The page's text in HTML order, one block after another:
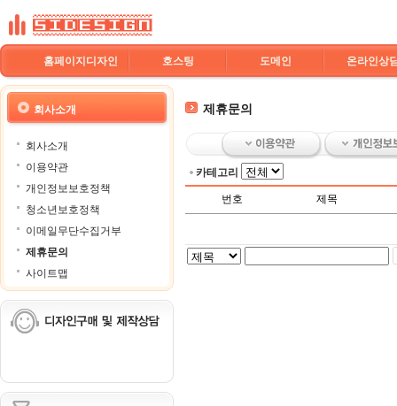
홈페이지디자인 호스팅 도메인 온라인상
회사소개
회사소개
이용약관
개인정보보호정책
청소년보호정책
이메일무단수집거부
제휴문의
사이트맵
제휴문의
카테고리
번호 제목